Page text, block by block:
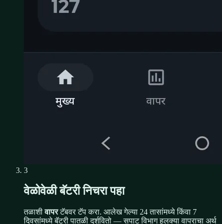
3
वेळोवेळी बॅटरी निचरा पहा
तळाशी वापरटॅबवर टॅप करा. आलेख गेल्या 24 तासांमध्ये किंवा 7
दिवसांमध्ये बॅटरी पातळी दर्शवितो — सपाट विभाग हलक्या वापराचा अर्थ